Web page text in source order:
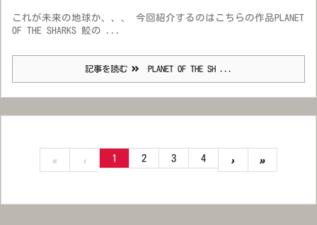
これが未来の地球か、、、 今回紹介するのはこちらの作品PLANET
OF THE SHARKS 鮫の ...
記事を読む PLANET OF THE SH ...
« ‹ 1 2 3 4 › »